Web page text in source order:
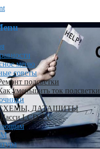
меню
советы
подсветки
уменьшить ток подсветки
ДАТАШИТЫ
LCD TV